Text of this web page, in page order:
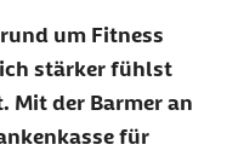
um Fitness
stärker fühlst
Mit der Barmer an
für